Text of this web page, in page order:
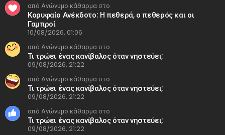
από Ανώνυμο κάθαρμα στο
Κορυφαίο Ανέκδοτο: H πεθερά, ο πεθερός και οι
Γαμπροί
10/08/2026, 01:06
από Ανώνυμο κάθαρμα στο
Τι τρώει ένας κανίβαλος όταν νηστεύει;
09/08/2026, 21:22
από Ανώνυμο κάθαρμα στο
Τι τρώει ένας κανίβαλος όταν νηστεύει;
09/08/2026, 21:22
από Ανώνυμο κάθαρμα στο
Τι τρώει ένας κανίβαλος όταν νηστεύει;
09/08/2026, 21:22